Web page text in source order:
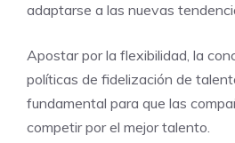
adaptarse a las nuevas
Apostar por la flexibilidad, la
políticas de fidelización de
fundamental para que las
competir por el mejor talento.